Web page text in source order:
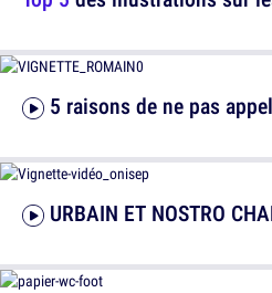
5 raisons de ne pas
URBAIN ET NOSTRO